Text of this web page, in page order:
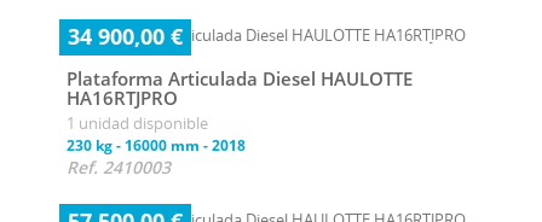
34 900,00 €
Plataforma Articulada Diesel HAULOTTE
HA16RTJPRO
1 unidad disponible
230 kg- 16000 mm -2018
Ref. 2410003